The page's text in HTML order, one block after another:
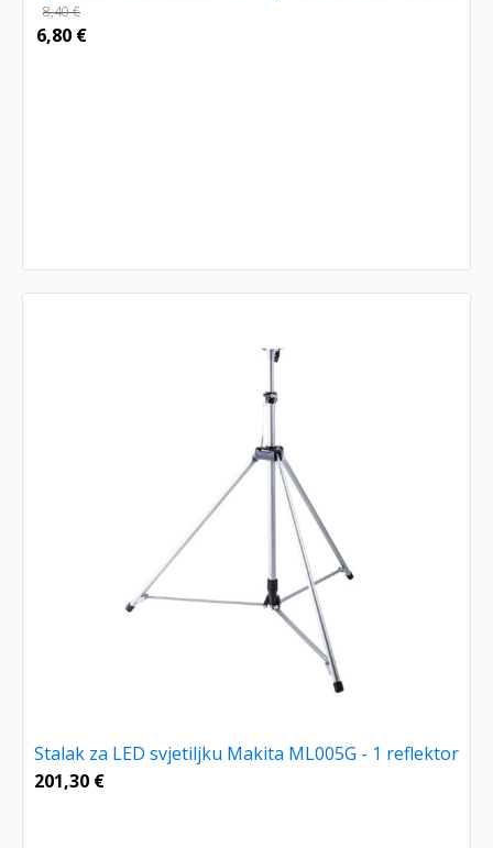
8,40€
6,80 €
Stalak za LED svjetiljku Makita ML005G - 1 reflektor
201,30 €